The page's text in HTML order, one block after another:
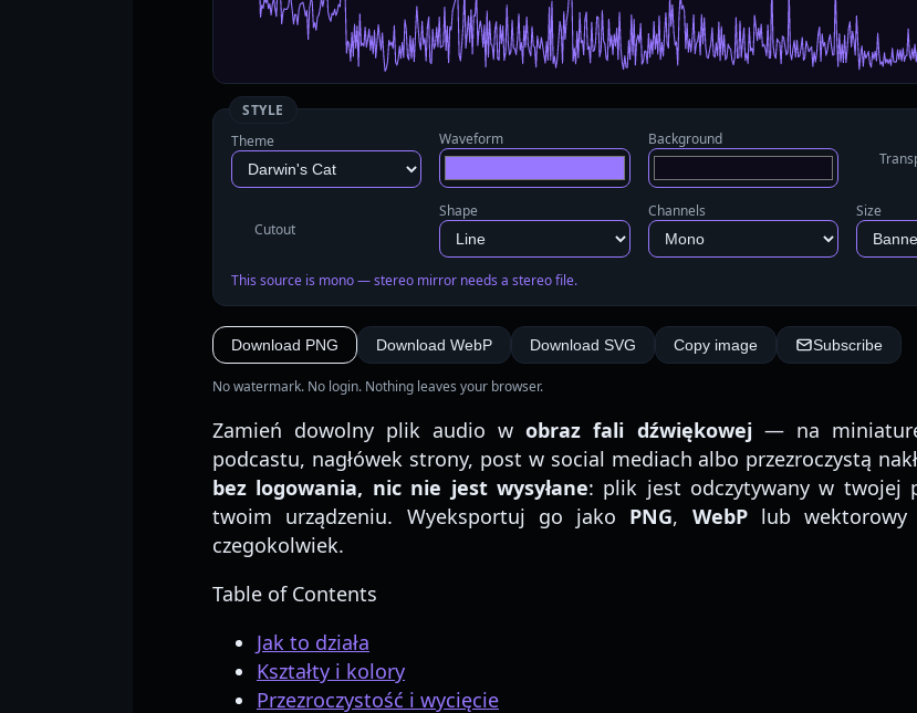
STYLE
Theme
Waveform
Background
Cutout
Shape Channels Size
This source is mono — stereo mirror needs a stereo file.
Download PNG Download WebP Download SVG Copy image Subscribe
No watermark. No login. Nothing leaves your browser.
Zamień dowolny plik audio wobraz fali dźwiękowej— na miniaturę
podcastu, nagłówek strony, post w social mediach albo przezroczystą
bez logowania, nic nie jest wysyłane: plik jest odczytywany w twojej
twoim urządzeniu. Wyeksportuj go jako PNG, WebPlub wektorowy
czegokolwiek.
Table of Contents
Jak to działa
Kształty i kolory
Przezroczystość i wycięcie